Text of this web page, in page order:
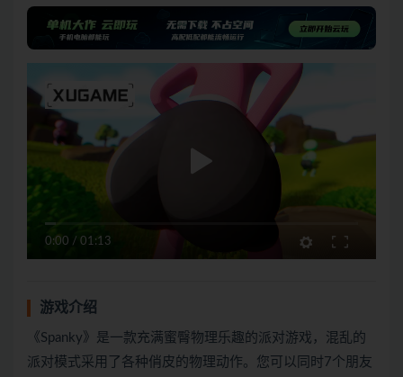
0:00 / 01:13
游戏介绍
《Spanky》是一款充满蜜臀物理乐趣的派对游戏，混乱的
派对模式采用了各种俏皮的物理动作。您可以同时7个朋友